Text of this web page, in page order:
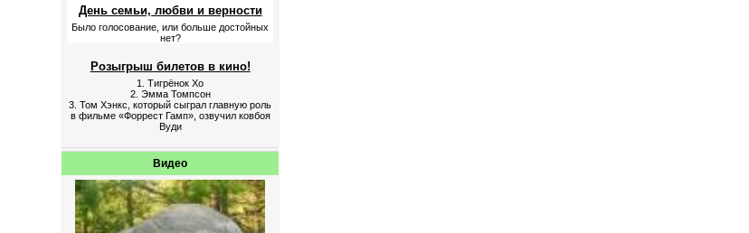
День семьи, любви и верности
Было голосование, или больше достойных
нет?
Розыгрыш билетов в кино!
1. Тигрёнок Хо
2. Эмма Томпсон
3. Том Хэнкс, который сыграл главную роль
в фильме «Форрест Гамп», озвучил ковбоя
Вуди
Видео